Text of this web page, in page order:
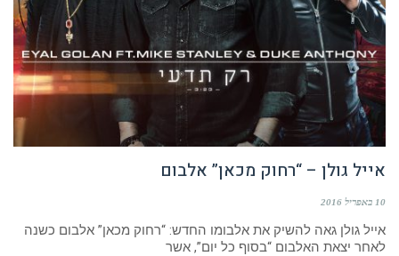
אייל גולן – “רחוק מכאן” אלבום
10 באפריל 2016
אייל גולן גאה להשיק את אלבומו החדש: “רחוק מכאן” אלבום כשנה
לאחר יצאת האלבום “בסוף כל יום”, אשר